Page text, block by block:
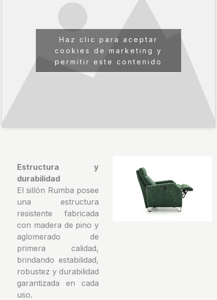
Haz clic para aceptar
cookies de marketing y
permitir este contenido
Estructura y
durabilidad
El sillón Rumba posee
una estructura
resistente fabricada
con madera de pino y
aglomerado de
primera calidad,
brindando estabilidad,
robustez y durabilidad
garantizada en cada
uso.